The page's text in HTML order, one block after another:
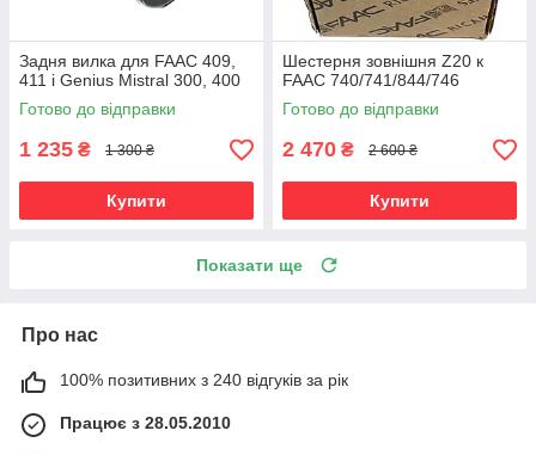
Задня вилка для FAAC 409,
411 і Genius Mistral 300, 400
Готово до відправки
1 235 ₴ 1 300 ₴
Купити
Шестерня зовнішня Z20 к
FAAC 740/741/844/746
Готово до відправки
2 470 ₴ 2 600 ₴
Купити
Показати ще
Про нас
100% позитивних з 240 відгуків за рік
Працює з 28.05.2010